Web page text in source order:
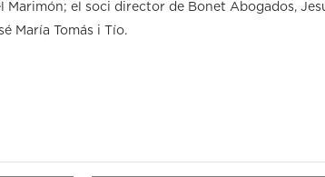
el soci director de Bonet Abogados,
María Tomás i Tío.